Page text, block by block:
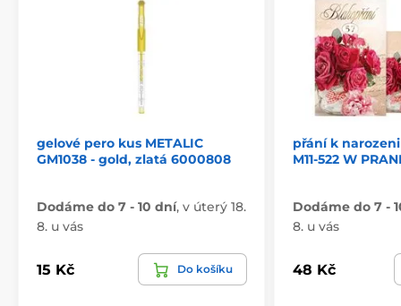
gelové pero kus METALIC
GM1038 - gold, zlatá 6000808
Dodáme do 7 - 10 dní, v úterý 18.
8. u vás
15 Kč Do košíku
přání k
M11-522 W
Dodáme do 7 -
8. u vás
48 Kč